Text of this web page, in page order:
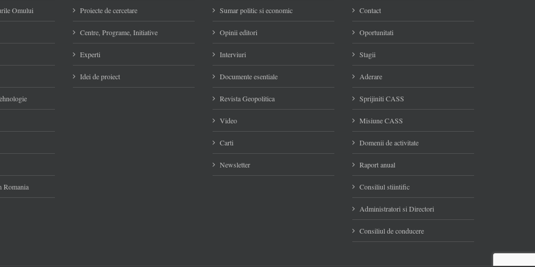
Omului
Romania
Proiecte de cercetare
Centre, Programe, Initiative
Experti
Idei de proiect
Sumar politic si economic
Opinii editori
Interviuri
Documente esentiale
Revista Geopolitica
Video
Carti
Newsletter
Contact
Oportunitati
Stagii
Aderare
Sprijiniti CASS
Misiune CASS
Domenii de activitate
Raport anual
Consiliul stiintific
Administratori si Directori
Consiliul de conducere